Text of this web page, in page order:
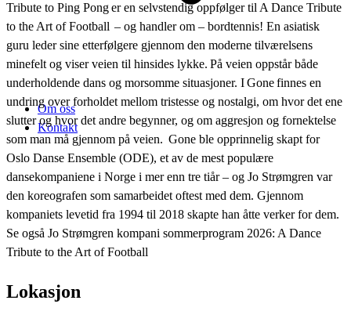
Om oss
Kontakt
Tribute to Ping Pong er en selvstendig oppfølger til A Dance Tribute
to the Art of Football – og handler om – bordtennis! En asiatisk
guru leder sine etterfølgere gjennom den moderne tilværelsens
minefelt og viser veien til hinsides lykke. På veien oppstår både
underholdende dans og morsomme situasjoner. I Gone finnes en
undring over forholdet mellom tristesse og nostalgi, om hvor det ene
slutter og hvor det andre begynner, og om aggresjon og fornektelse
som man må gjennom på veien. Gone ble opprinnelig skapt for
Oslo Danse Ensemble (ODE), et av de mest populære
dansekompaniene i Norge i mer enn tre tiår – og Jo Strømgren var
den koreografen som samarbeidet oftest med dem. Gjennom
kompaniets levetid fra 1994 til 2018 skapte han åtte verker for dem.
Se også Jo Strømgren kompani sommerprogram 2026: A Dance
Tribute to the Art of Football
Lokasjon